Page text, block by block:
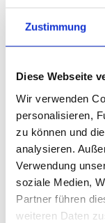
Zustimmung
Diese Webseite
Wir verwenden
personalisieren,
zu können und
analysieren.
Verwendung
soziale Medien,
Partner führen
weiteren Daten
Wer Projekte am
ÖNORMENvorbei.
Einhaltung von
Sachverhalt ab;
Gewährleistungs-
konfrontiert.
Geht es um
Umgang des
zurückzuführen
Mag. Lukas
Scherbaum